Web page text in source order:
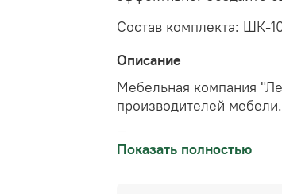
Состав комплекта: ШК-
Описание
Мебельная компания
производителей мебели.
станкостроения
Показать полностью